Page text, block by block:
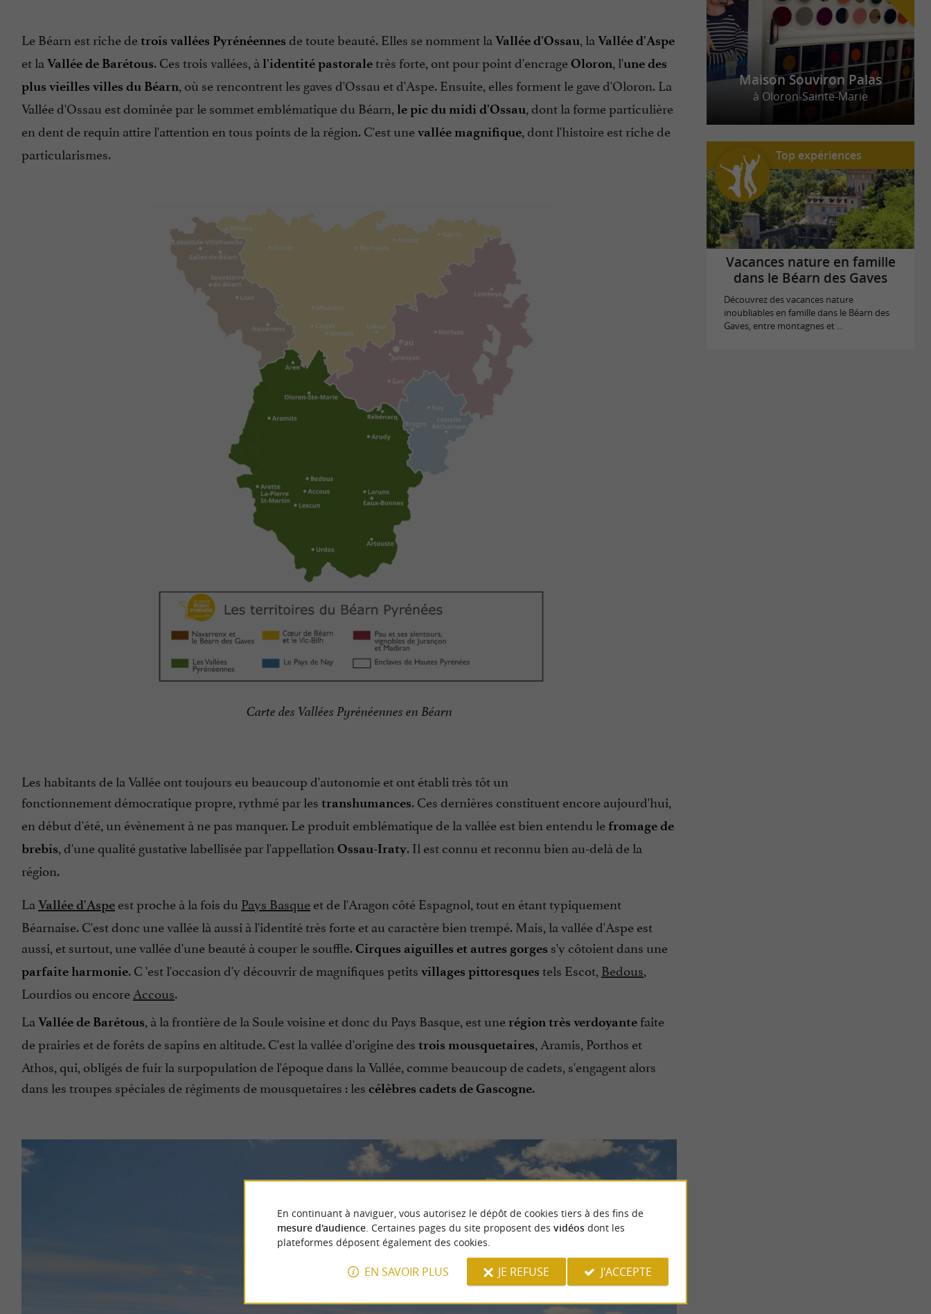
Le Béarn est riche detrois vallées Pyrénéennes de toute beauté. Elles se nomment la Vallée d'Ossau, la Vallée d'Aspe
etla Vallée de Barétous. Ces trois vallées, à l'identité pastoraletrès forte, ont pour point d'encrageOloron, l'une des
plus vieilles villes du Béarn, où se rencontrent les gaves d'Ossau et d'Aspe. Ensuite, elles forment le gave d'Oloron. La
Vallée d'Ossau est dominée par le sommet emblématique du Béarn, le pic du midi d'Ossau, dont la forme particulière
en dent de requin attire l'attention en tous points de la région. C'est unevallée magnifique, dont l'histoire est riche de
particularismes.
Carte des Vallées Pyrénéennes en Béarn
Les habitants de la Vallée ont toujours eu beaucoup d'autonomie et ont établi très tôt un
fonctionnement démocratique propre, rythmé par les transhumances. Ces dernières constituent encore aujourd'hui,
en début d'été, un évènement à ne pas manquer. Le produit emblématique de la vallée est bien entendu le fromage de
brebis, d'une qualité gustative labellisée par l'appellation Ossau-Iraty. Il est connu et reconnu bien au-delà de la
région.
La Vallée d'Aspe est proche à la fois du Pays Basqueet de l'Aragon côté Espagnol, tout en étant typiquement
Béarnaise. C'est donc une vallée là aussi à l'identité très forte et au caractère bien trempé. Mais, la vallée d'Aspe est
aussi, et surtout, une vallée d'une beauté à couper le souffle.Cirques aiguilles et autres gorges s'y côtoient dans une
parfaite harmonie. C 'est l'occasion d'y découvrir de magnifiques petits villages pittoresques tels Escot, Bedous,
Lourdios ou encore Accous.
La Vallée de Barétous, à la frontière de la Soule voisine et donc du Pays Basque, est une région très verdoyante faite
de prairies et de forêts de sapins en altitude. C'est la vallée d'origine des trois mousquetaires, Aramis, Porthos et
Athos, qui, obligés de fuir la surpopulation de l'époque dans la Vallée, comme beaucoup de cadets, s'engagent alors
dans les troupes spéciales de régiments de mousquetaires : les célèbres cadets de Gascogne.
Maison Souviron Palas
à Oloron-Sainte-Marie
Top expériences
Vacances nature en famille
dans le Béarn des Gaves
Découvrez des vacances nature
inoubliables en famille dans le Béarn des
Gaves, entre montagnes et ...
En continuant à naviguer, vous autorisez le dépôt de cookies tiers à des fins de
mesure d'audience. Certaines pages du site proposent des vidéosdont les
plateformes déposent également des cookies.
EN SAVOIR PLUS JE REFUSE J'ACCEPTE